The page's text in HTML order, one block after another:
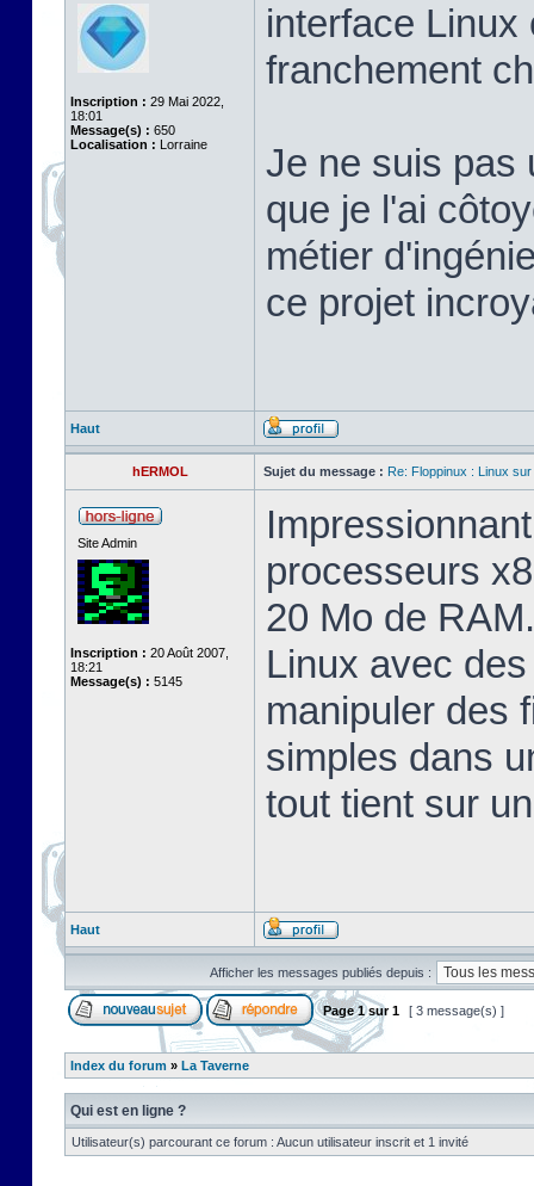
Inscription : 29 Mai 2022,
18:01
Message(s) : 650
Localisation : Lorraine
interface Linux
franchement
Je ne suis pas
que je l'ai
métier
ce projet
Haut
hERMOL Sujet du message : Re: Floppinux : Linux
Site Admin
Inscription : 20 Août 2007,
18:21
Message(s) : 5145
processeurs
20 Mo de
Linux avec
manipuler des
simples dans
tout tient sur
Haut
Afficher les messages publiés depuis :
Page1sur1 [ 3 message(s) ]
Index du forum » La Taverne
Qui est en ligne ?
Utilisateur(s) parcourant ce forum : Aucun utilisateur inscrit et 1 invité